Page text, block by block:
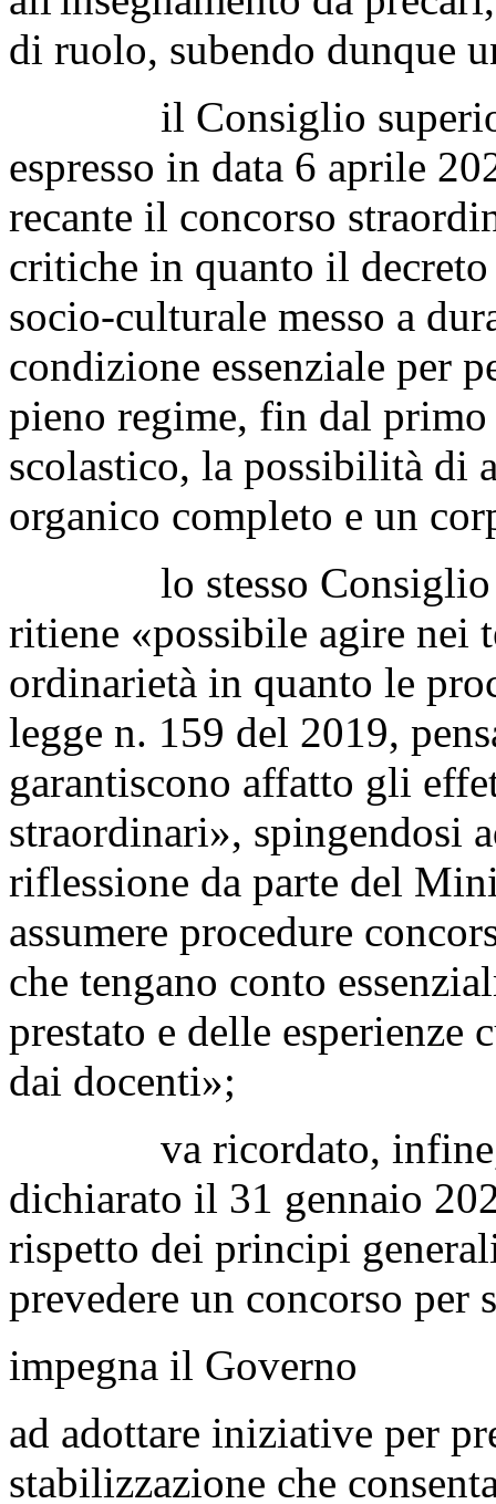
di ruolo, subendo dunque
il Consiglio superiore
espresso in data 6 aprile
recante il concorso
critiche in quanto il
socio-culturale messo a
condizione essenziale per
pieno regime, fin dal
scolastico, la possibilità di
organico completo e un
lo stesso Consiglio
ritiene «possibile agire nei
ordinarietà in quanto le
legge n. 159 del 2019,
garantiscono affatto gli
straordinari», spingendosi
riflessione da parte del
assumere procedure
che tengano conto
prestato e delle esperienze
dai docenti»;
va ricordato, infine,
dichiarato il 31 gennaio
rispetto dei principi
prevedere un concorso
impegna il Governo
ad adottare iniziative per
stabilizzazione che